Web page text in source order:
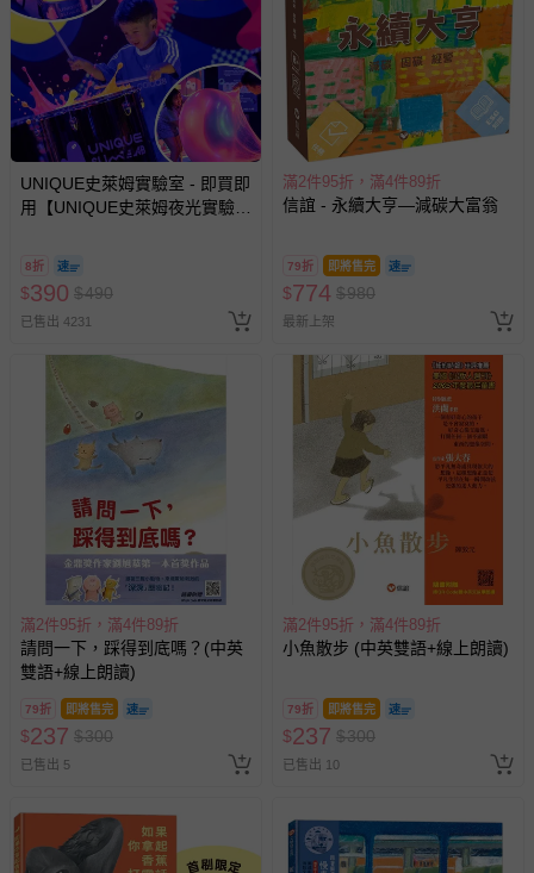
UNIQUE史萊姆實驗室 - 即買即
用【UNIQUE史萊姆夜光實驗室
人小孩均一價(3歲以上需購票))
8折
$390 $490
已售出 4231
滿2件95折，滿4件89折
信誼 - 永續大亨—減碳大富翁
79折 即將售完
$774 $980
最新上架
滿2件95折，滿4件89折
請問一下，踩得到底嗎？(中英
雙語+線上朗讀)
79折 即將售完
$237 $300
已售出 5
滿2件95折，滿4件89折
小魚散步 (中英雙語+線上朗讀)
79折 即將售完
$237 $300
已售出 10